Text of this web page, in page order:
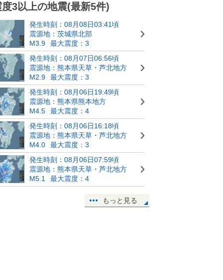
度3以上の地震(最新5件)
発生時刻：08月08日03:41頃
震源地：茨城県北部
M3.9
最大震度：3
発生時刻：08月07日06:56頃
震源地：熊本県天草・芦北地方
M2.9
最大震度：3
発生時刻：08月06日19:49頃
震源地：熊本県熊本地方
M4.5
最大震度：4
発生時刻：08月06日16:18頃
震源地：熊本県天草・芦北地方
M4.0
最大震度：3
発生時刻：08月06日07:59頃
震源地：熊本県天草・芦北地方
M5.1
最大震度：4
もっと見る